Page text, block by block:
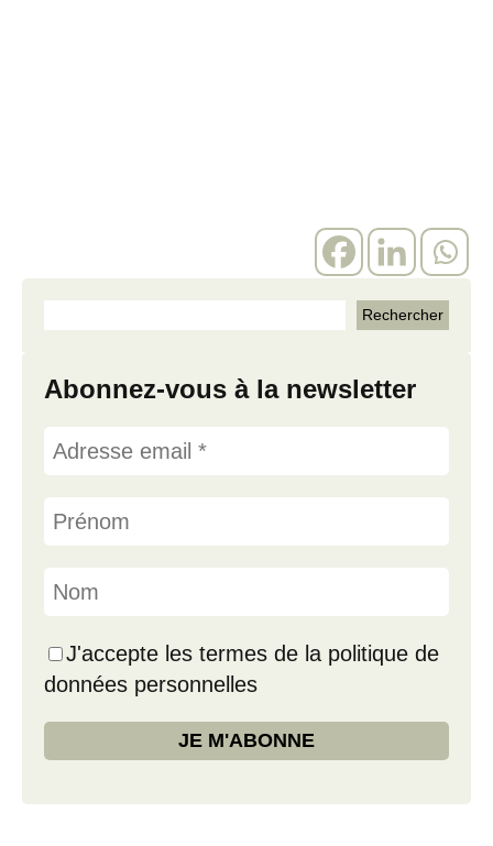
Abonnez-vous à la newsletter
J'accepte les termes de la politique de
données personnelles